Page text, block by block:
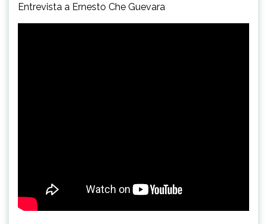
Entrevista a Ernesto Che Guevara